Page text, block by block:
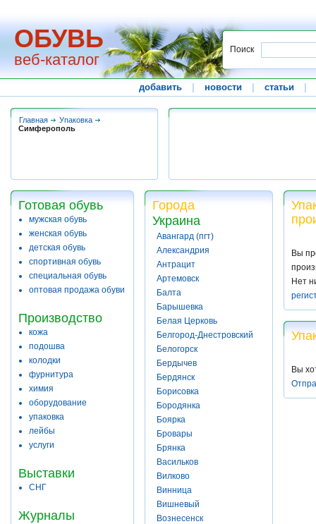
ОБУВЬ
веб-каталог
Поиск
добавить новости статьи
Главная
Упаковка
Симферополь
Готовая обувь
мужская обувь
женская обувь
детская обувь
спортивная обувь
специальная обувь
оптовая продажа обуви
Производство
кожа
подошва
колодки
фурнитура
химия
оборудование
упаковка
лейбы
услуги
Выставки
СНГ
Журналы
Города
Украина
Авангард (пгт)
Александрия
Антрацит
Артемовск
Балта
Барышевка
Белая Церковь
Белгород-Днестровский
Белогорск
Бердычев
Бердянск
Борисовка
Бородянка
Боярка
Бровары
Брянка
Васильков
Вилково
Винница
Вишневый
Вознесенск
Вы
Нет
Вы